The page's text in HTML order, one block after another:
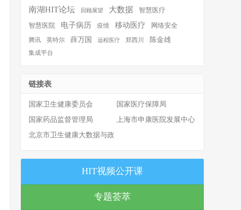
南湖HIT论坛 回顾展望 大数据 智慧医疗
智慧医院 电子病历 疫情 移动医疗
网络安全
腾讯
英特尔 薛万国 远程医疗 郑西川 陈金雄
集成平台
链接表
国家卫生健康委员会
国家医疗保障局
国家药品监督管理局
上海市申康医院发展中心
北京市卫生健康大数据与政
HIT视频公开课
专题荟萃